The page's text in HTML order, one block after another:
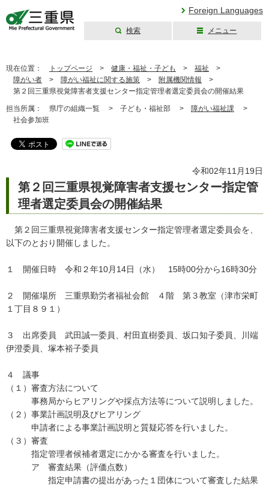
Foreign Languages
検索 メニュー
現在位置： トップページ > 健康・福祉・子ども > 福祉 >
障がい者 > 障がい福祉に関する施策 > 附属機関情報 >
第２回三重県視覚障害者支援センター指定管理者選定委員会の開催結果
担当所属： 県庁の組織一覧 > 子ども・福祉部 > 障がい福祉課 >
社会参加班
令和02年11月19日
第２回三重県視覚障害者支援センター指定管
理者選定委員会の開催結果
第２回三重県視覚障害者支援センター指定管理者選定委員会を、
以下のとおり開催しました。
１ 開催日時 令和２年10月14日（水） 15時00分から16時30分
２ 開催場所 三重県勤労者福祉会館 ４階 第３教室（津市栄町
１丁目８９１）
３ 出席委員 武田誠一委員、村田直樹委員、坂口知子委員、川端
伊澄委員、塚本裕子委員
４ 議事
（１）審査方法について
事務局からヒアリングや採点方法等について説明しました。
（２）事業計画説明及びヒアリング
申請者による事業計画説明と質疑応答を行いました。
（３）審査
指定管理者候補者選定にかかる審査を行いました。
ア 審査結果（評価点数）
指定申請書の提出があった１団体について審査した結果